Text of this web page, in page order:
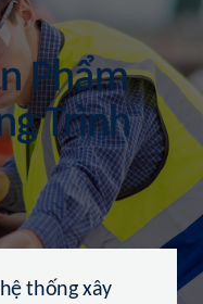
Phẩm
Trình
thống xây